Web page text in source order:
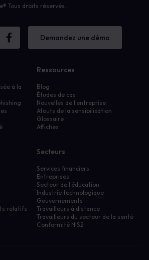
Tous droits réservés.
Demandez une démo
à la
Ressources
Blog
Études de cas
Nouvelles de l'entreprise
Atouts de la sensibilisation
Glossaire
Affiches
relatifs
Secteurs
Services financiers
Entreprises
Secteur de l'éducation
Industrie technologique
Gouvernements
Travailleurs à distance
Travailleurs du secteur de la santé
Conformité NIS2